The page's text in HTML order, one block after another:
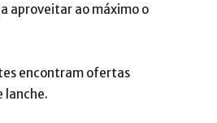
aproveitar ao máximo o
encontram ofertas
lanche.